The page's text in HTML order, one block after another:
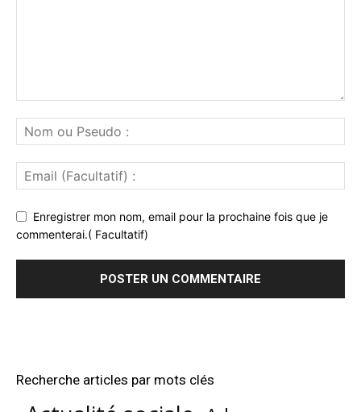
Enregistrer mon nom, email pour la prochaine fois que je
commenterai.( Facultatif)
Recherche articles par mots clés